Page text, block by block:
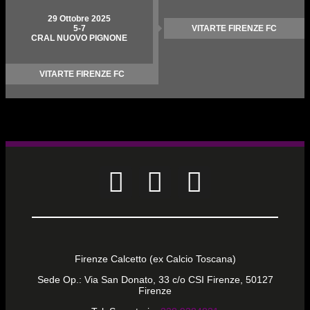
29 Ottobre 2025
5-7
CRAL NUOVO PIGNONE
VITARTE FIRENZE FC
VITARTE FIRENZE FC
Firenze Calcetto (ex Calcio Toscana)
Sede Op.: Via San Donato, 33 c/o CSI Firenze, 50127
Firenze